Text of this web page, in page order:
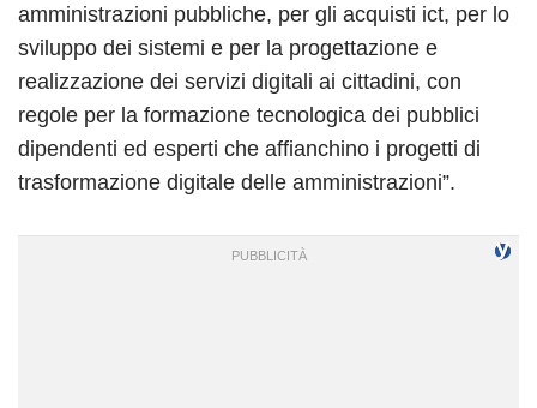
amministrazioni pubbliche, per gli acquisti ict, per lo
sviluppo dei sistemi e per la progettazione e
realizzazione dei servizi digitali ai cittadini, con
regole per la formazione tecnologica dei pubblici
dipendenti ed esperti che affianchino i progetti di
trasformazione digitale delle amministrazioni”.